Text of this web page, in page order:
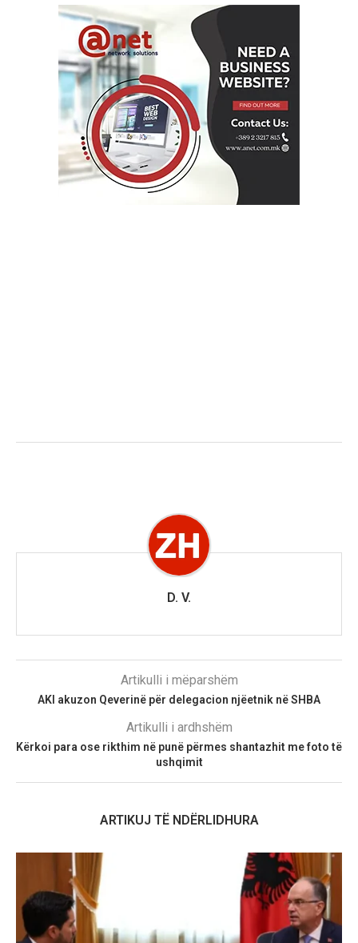
D. V.
Artikulli i mëparshëm
AKI akuzon Qeverinë për delegacion njëetnik në SHBA
Artikulli i ardhshëm
Kërkoi para ose rikthim në punë përmes shantazhit me foto të
ushqimit
ARTIKUJ TË NDËRLIDHURA